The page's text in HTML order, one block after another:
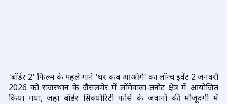
'बॉर्डर 2' फिल्म के पहले गाने 'घर कब आओगे' का लॉन्च इवेंट 2 जनवरी
2026 को राजस्थान के जैसलमेर में लोंगेवाला-तनोट क्षेत्र में आयोजित
किया गया, जहां बॉर्डर सिक्योरिटी फोर्स के जवानों की मौजूदगी में